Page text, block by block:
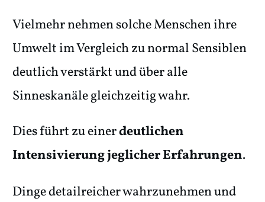
Vielmehr nehmen solche Menschen ihre
Umwelt im Vergleich zu normal Sensiblen
deutlich verstärkt und über alle
Sinneskanäle gleichzeitig wahr.
Dies führt zu einerdeutlichen
Intensivierung jeglicher Erfahrungen.
Dinge detailreicher wahrzunehmen und